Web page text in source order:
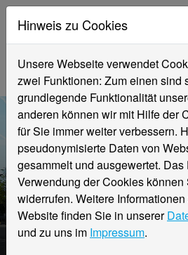
Aktuelle
Hochschule
Hinweis zu Cookies
Unsere Webseite verwendet
zwei Funktionen: Zum einen sind
grundlegende Funktionalität
anderen können wir mit Hilfe der
für Sie immer weiter verbessern.
pseudonymisierte Daten von
gesammelt und ausgewertet.
Verwendung der Cookies
widerrufen. Weitere
Website finden Sie in unserer
und zu uns im Impressum.